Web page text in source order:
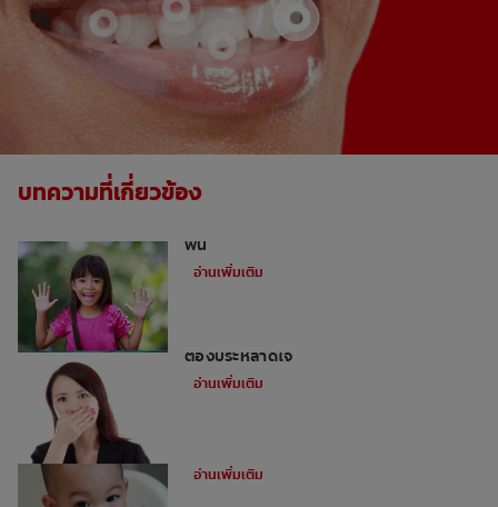
บทความที่เกี่ยวข้อง
ฟัน
อ่านเพิ่มเติม
ต้องประหลาดใจ
อ่านเพิ่มเติม
อ่านเพิ่มเติม